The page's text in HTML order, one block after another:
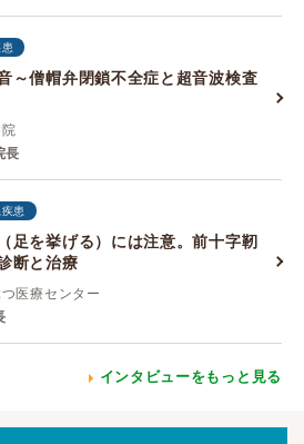
～僧帽弁閉鎖不全症と超音波検査
長
患
足を挙げる）には注意。前十字靭
断と治療
医療センター
インタビューをもっと見る